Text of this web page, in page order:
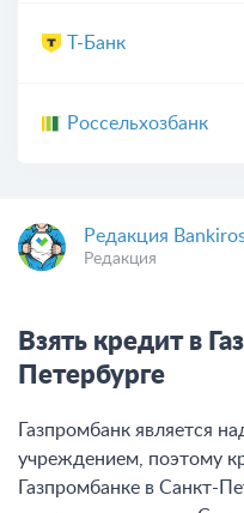
Т-Банк
Россельхозбанк
Редакция
Редакция
Взять кредит в
Петербурге
Газпромбанк является
учреждением, поэтому
Газпромбанке в Санкт-